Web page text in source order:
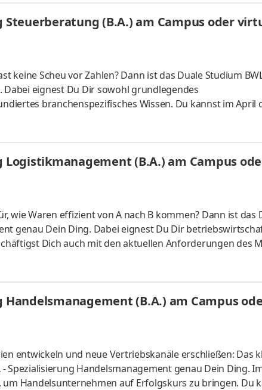
anerkanntes Bachelorstudium mit praxisnahen
Steuerberatung (B.A.) am Campus oder
keine Scheu vor Zahlen? Dann ist das Duale Studium
eignest Du Dir sowohl grundlegendes
branchenspezifisches Wissen. Du kannst im April
flexibel virtuell. Deine Praxisphasen absolvierst Du bei
Dein Studium ohne Numerus clausus oder
mit praxisnahen InhaltenDeine
Du lernst
Logistikmanagement (B.A.) am Campus
wie Waren effizient von A nach B kommen? Dann ist das
genau Dein Ding. Dabei eignest Du Dir
Dich auch mit den aktuellen Anforderungen des
am Campus vor Ort oder ganz flexibel virtuell. Deine
in Deiner Nähe. Aufgaben Du kannst Dein Studium ohne
absolvierst ein staatlich anerkanntes Bachelorstudium
Guide
Handelsmanagement (B.A.) am Campus
entwickeln und neue Vertriebskanäle erschließen: Das
Spezialisierung Handelsmanagement genau Dein Ding.
Handelsunternehmen auf Erfolgskurs zu bringen. Du